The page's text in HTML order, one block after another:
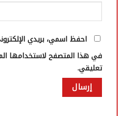
احفظ اسمي، بريدي
في هذا المتصفح لاستخدامها
تعليقي.